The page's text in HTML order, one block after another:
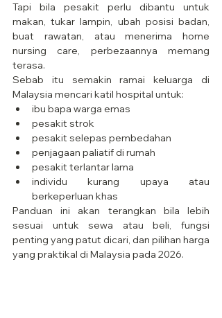
Tapi bila pesakit perlu dibantu untuk
makan, tukar lampin, ubah posisi badan,
buat rawatan, atau menerima home
nursing care, perbezaannya memang
terasa.
Sebab itu semakin ramai keluarga di
Malaysia mencari katil hospital untuk:
ibu bapa warga emas
pesakit strok
pesakit selepas pembedahan
penjagaan paliatif di rumah
pesakit terlantar lama
individu kurang upaya atau
berkeperluan khas
Panduan ini akan terangkan bila lebih
sesuai untuk sewa atau beli, fungsi
penting yang patut dicari, dan pilihan harga
yang praktikal di Malaysia pada 2026.